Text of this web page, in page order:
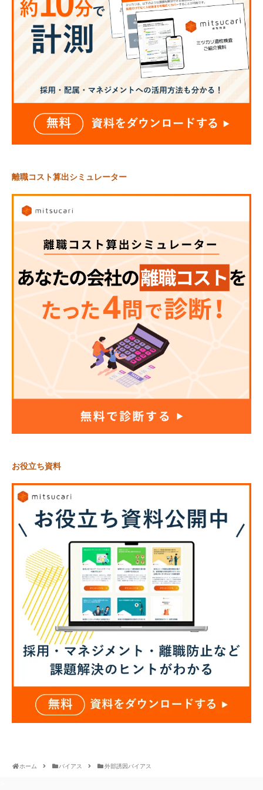
離職コスト算出シミュレーター
お役立ち資料
ホーム バイアス 外部誘因バイアス